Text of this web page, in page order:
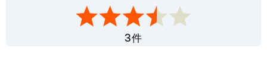
3件